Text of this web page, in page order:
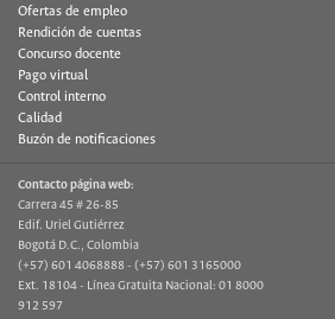
Ofertas de empleo
Rendición de cuentas
Concurso docente
Pago virtual
Control interno
Calidad
Buzón de notificaciones
Contacto página web:
Carrera 45 # 26-85
Edif. Uriel Gutiérrez
Bogotá D.C., Colombia
(+57) 601 4068888 - (+57) 601 3165000
Ext. 18104 - Línea Gratuita Nacional: 01 8000
912 597